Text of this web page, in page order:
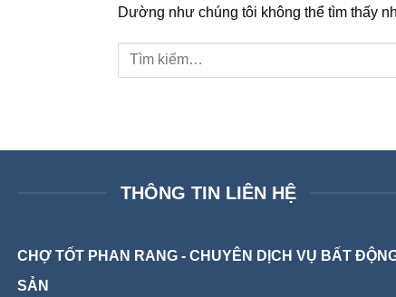
Dường như chúng tôi không thể tìm thấy
THÔNG TIN LIÊN HỆ
CHỢ TỐT PHAN RANG - CHUYÊN DỊCH VỤ BẤT
SẢN